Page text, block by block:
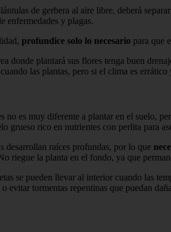
de gerbera al aire libre, deberá
enfermedades y plagas.
profundice solo lo necesario para que
donde plantará sus flores tenga buen
las plantas, pero si el clima es
no es muy diferente a plantar en el suelo,
grueso rico en nutrientes con perlita para
desarrollan raíces profundas, por lo que
riegue la planta en el fondo, ya que
se pueden llevar al interior cuando las
evitar tormentas repentinas que puedan